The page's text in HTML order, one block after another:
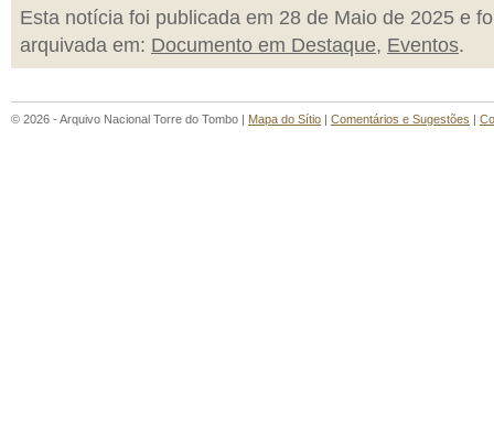
Esta notícia foi publicada em 28 de Maio de 2025 e
arquivada em: Documento em Destaque, Eventos.
© 2026 - Arquivo Nacional Torre do Tombo | Mapa do Sítio | Comentários e Sugestões |